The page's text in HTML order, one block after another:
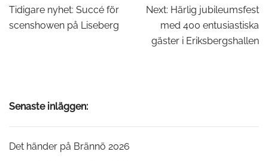
Inläggsnavigering
Tidigare nyhet: Succé för
scenshowen på Liseberg
Next: Härlig jubileumsfest
med 400 entusiastiska
gäster i Eriksbergshallen
Senaste inläggen:
Det händer på Brännö 2026